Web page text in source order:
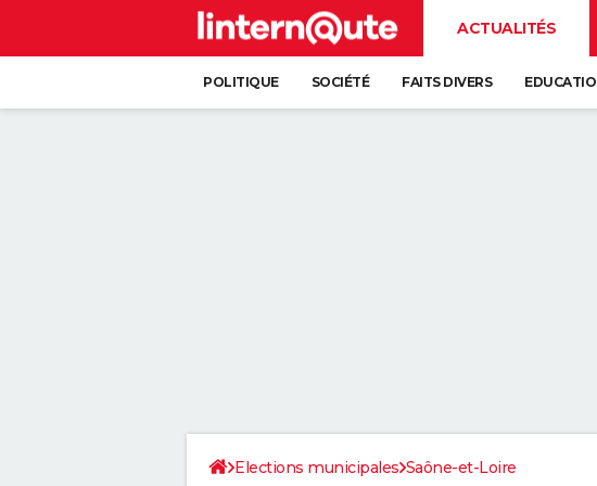
ACTUALITÉS
POLITIQUE SOCIÉTÉ FAITS DIVERS
Elections municipales Saône-et-Loire